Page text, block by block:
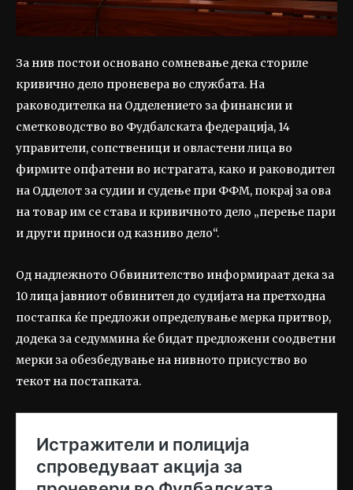
За нив постои основано сомневање дека сториле
кривично дело проневера во службата. На
раководителка на Одделението за финансии и
сметководство во Фудбалската федерација, 14
управители, сопственици и овластени лица во
фирмите опфатени во истрагата, како и раководител
на Одделот за судии и судење при ФФМ, покрај за ова
на товар им се става и кривичното дело „перење пари
и други приноси од казниво дело“.
Од надлежното Обвинителство информираат дека за
10 лица јавниот обвинител до судијата на претходна
постапка ќе предложи определување мерка притвор,
додека за седуммина ќе бидат предложени соодветни
мерки за обезбедување на нивното присуство во
текот на постапката.